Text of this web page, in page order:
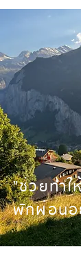
"ช่วยทำใ
พักผ่อนอ